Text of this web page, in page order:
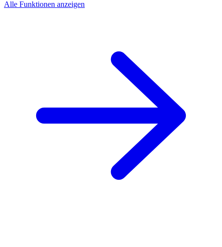
Alle Funktionen anzeigen